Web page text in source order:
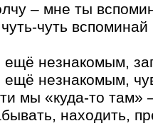
– мне ты
чуть
незнакомым,
ещё незнакомым,
мы «куда-то там»
находить,